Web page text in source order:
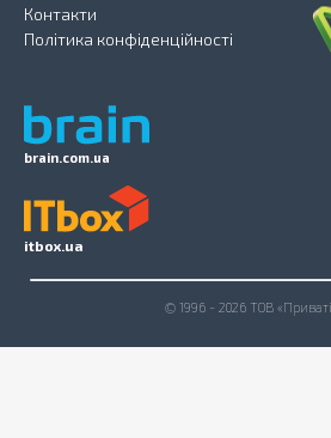
brain.com.ua
Контакти
Політика конфіденційності
itbox.ua
© 1996 - 2026 ТОВ